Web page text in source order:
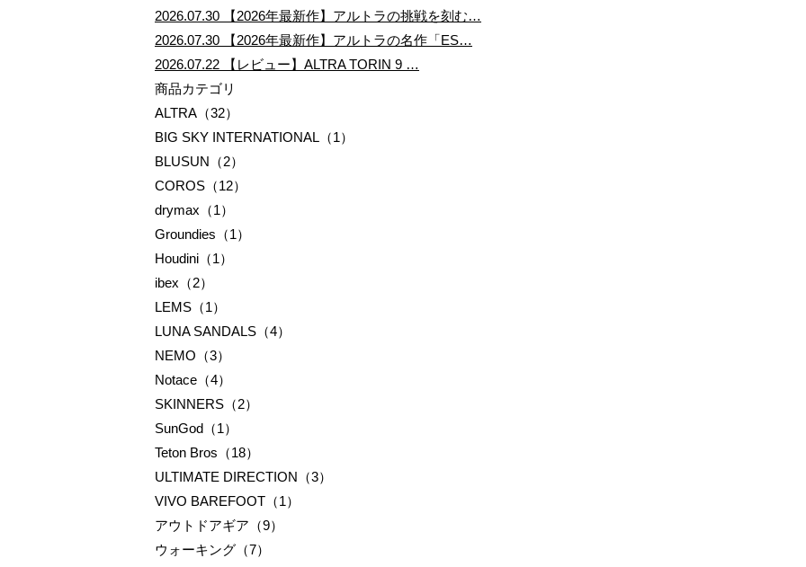
2026.07.30
【2026年最新作】アルトラの挑戦を刻む…
2026.07.30
【2026年最新作】アルトラの名作「ES…
2026.07.22
【レビュー】ALTRA TORIN 9 …
商品カテゴリ
ALTRA（32）
BIG SKY INTERNATIONAL（1）
BLUSUN（2）
COROS（12）
drymax（1）
Groundies（1）
Houdini（1）
ibex（2）
LEMS（1）
LUNA SANDALS（4）
NEMO（3）
Notace（4）
SKINNERS（2）
SunGod（1）
Teton Bros（18）
ULTIMATE DIRECTION（3）
VIVO BAREFOOT（1）
アウトドアギア（9）
ウォーキング（7）